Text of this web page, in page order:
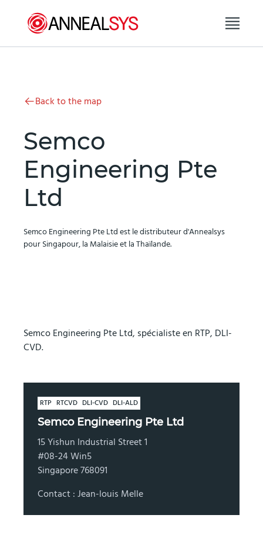
Back to the map
Semco
Engineering Pte
Ltd
Semco Engineering Pte Ltd est le distributeur d'Annealsys
pour Singapour, la Malaisie et la Thaïlande.
Semco Engineering Pte Ltd, spécialiste en RTP, DLI-
CVD.
RTP RTCVD DLI-CVD DLI-ALD
Semco Engineering Pte Ltd
15 Yishun Industrial Street 1
#08-24 Win5
Singapore 768091
Contact : Jean-louis Melle